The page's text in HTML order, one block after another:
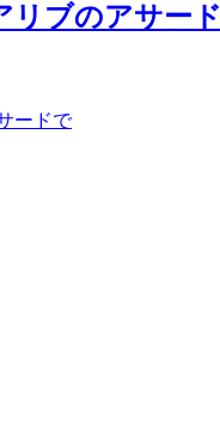
リブのアサード
ードで